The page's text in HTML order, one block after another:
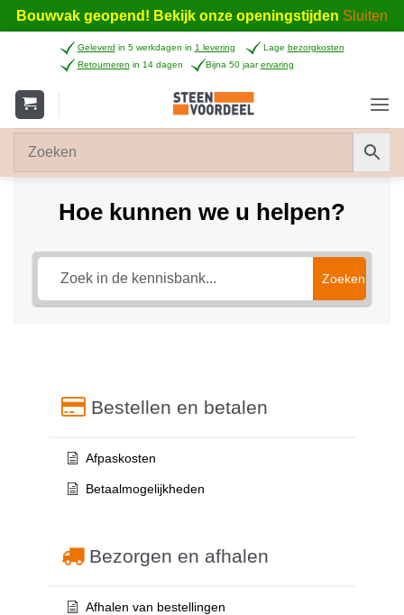
Bouwvak geopend! Bekijk onze openingstijden Sluiten
inhoud
Geleverd in 5 werkdagen in 1 levering Lage bezorgkosten
Retourneren in 14 dagen Bijna 50 jaarervaring
Hoe kunnen we u helpen?
Zoeken
Bestellen en betalen
Afpaskosten
Betaalmogelijkheden
Bezorgen en afhalen
Afhalen van bestellingen